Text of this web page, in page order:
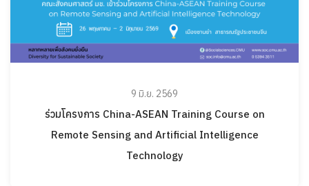
9 มิ.ย. 2569
ร่วมโครงการ China-ASEAN Training Course on
Remote Sensing and Artificial Intelligence
Technology